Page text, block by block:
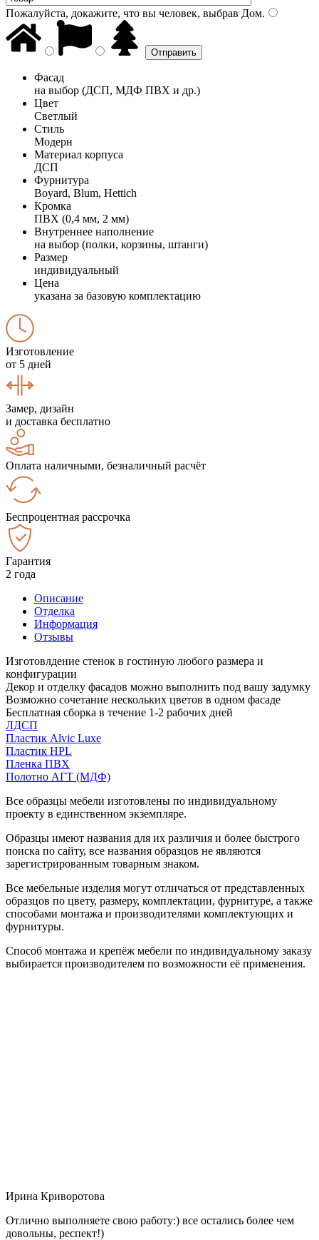
Пожалуйста, докажите, что вы человек, выбрав Дом.
Фасад
на выбор (ДСП, МДФ ПВХ и др.)
Цвет
Светлый
Стиль
Модерн
Материал корпуса
ДСП
Фурнитура
Boyard, Blum, Hettich
Кромка
ПВХ (0,4 мм, 2 мм)
Внутреннее наполнение
на выбор (полки, корзины, штанги)
Размер
индивидуальный
Цена
указана за базовую комплектацию
Изготовление
от 5 дней
Замер, дизайн
и доставка бесплатно
Оплата наличными, безналичный расчёт
Беспроцентная рассрочка
Гарантия
2 года
Описание
Отделка
Информация
Отзывы
Изготовлдение стенок в гостиную любого размера и
конфигурации
Декор и отделку фасадов можно выполнить под вашу задумку
Возможно сочетание нескольких цветов в одном фасаде
Бесплатная сборка в течение 1-2 рабочих дней
ЛДСП
Пластик Alvic Luxe
Пластик HPL
Пленка ПВХ
Полотно АГТ (МДФ)
Все образцы мебели изготовлены по индивидуальному
проекту в единственном экземпляре.
Образцы имеют названия для их различия и более быстрого
поиска по сайту, все названия образцов не являются
зарегистрированным товарным знаком.
Все мебельные изделия могут отличаться от представленных
образцов по цвету, размеру, комплектации, фурнитуре, а также
способами монтажа и производителями комплектующих и
фурнитуры.
Способ монтажа и крепёж мебели по индивидуальному заказу
выбирается производителем по возможности её применения.
Ирина Криворотова
Отлично выполняете свою работу:) все остались более чем
довольны, респект!)